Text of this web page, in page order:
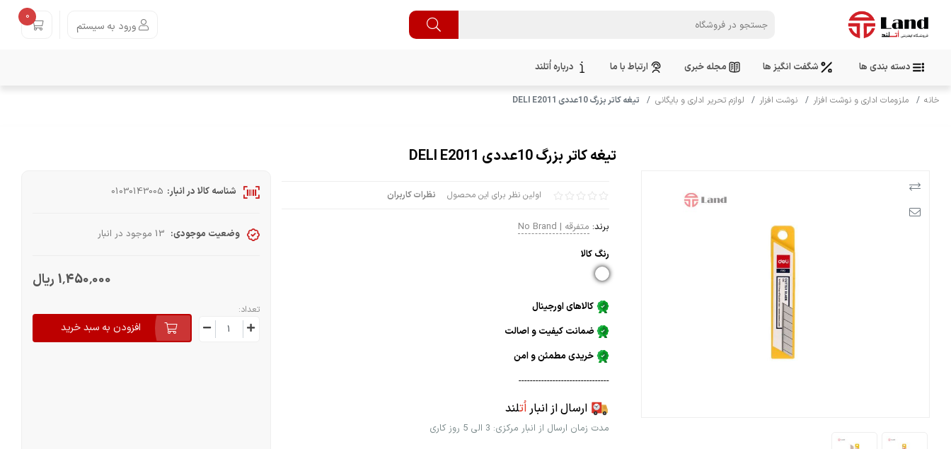
ورود به سیستم
0
دسته بندی ها شگفت انگیز ها مجله خبری ارتباط با ما درباره اُتلند
خانه ملزومات اداری و نوشت افزار نوشت افزار لوازم تحریر اداری و بایگانی تیغه کاتر بزرگ 10عددی DELI E2011
تیغه کاتر بزرگ 10عددی DELI E2011
اولین نظر برای این محصول نظرات کاربران
برند: متفرقه | No Brand
رنگ كالا
کالاهای اورجینال
ضمانت کیفیت و اصالت
خریدی مطمئن و امن
--------------------------------
ارسال از انباراُتلند
مدت زمان ارسال از انبار مرکزی: 3 الی 5 روز کاری
شناسه کالا در انبار: 01030143005
وضعیت موجودی: 13 موجود در انبار
1٬450٬000 ریال
تعداد:
افزودن به سبد خرید